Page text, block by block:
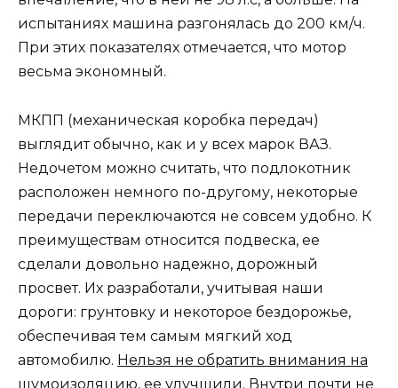
испытаниях машина разгонялась до 200 км/ч.
При этих показателях отмечается, что мотор
весьма экономный.
МКПП (механическая коробка передач)
выглядит обычно, как и у всех марок ВАЗ.
Недочетом можно считать, что подлокотник
расположен немного по-другому, некоторые
передачи переключаются не совсем удобно. К
преимуществам относится подвеска, ее
сделали довольно надежно, дорожный
просвет. Их разработали, учитывая наши
дороги: грунтовку и некоторое бездорожье,
обеспечивая тем самым мягкий ход
автомобилю. Нельзя не обратить внимания на
шумоизоляцию, ее улучшили. Внутри почти не